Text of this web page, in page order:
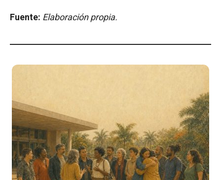
Fuente: Elaboración propia.